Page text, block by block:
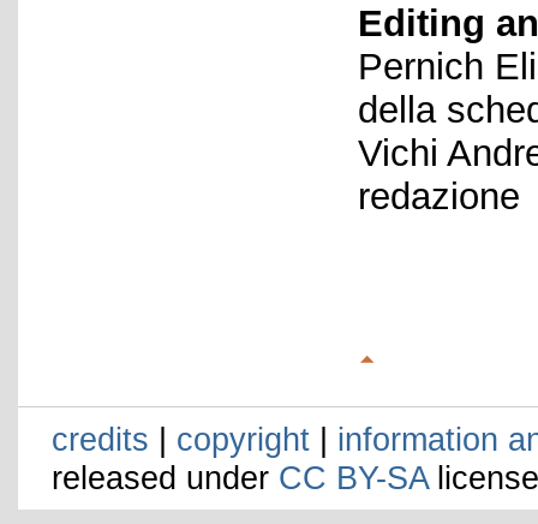
Editing
Pernich
della
Vichi
redazione
credits | copyright | information
released under CC BY-SA